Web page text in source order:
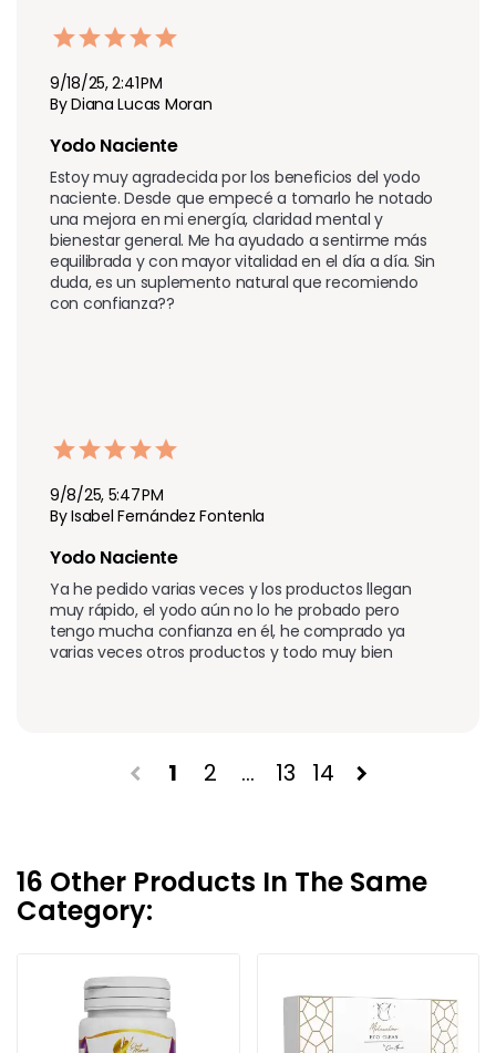
9/18/25, 2:41 PM
By Diana Lucas Moran
Yodo Naciente
Estoy muy agradecida por los beneficios del yodo
naciente. Desde que empecé a tomarlo he notado
una mejora en mi energía, claridad mental y
bienestar general. Me ha ayudado a sentirme más
equilibrada y con mayor vitalidad en el día a día. Sin
duda, es un suplemento natural que recomiendo
con confianza??
9/8/25, 5:47 PM
By Isabel Fernández Fontenla
Yodo Naciente
Ya he pedido varias veces y los productos llegan
muy rápido, el yodo aún no lo he probado pero
tengo mucha confianza en él, he comprado ya
varias veces otros productos y todo muy bien
chevron_left 1 2 … 13 14 chevron_right
16 Other Products In The Same
Category: